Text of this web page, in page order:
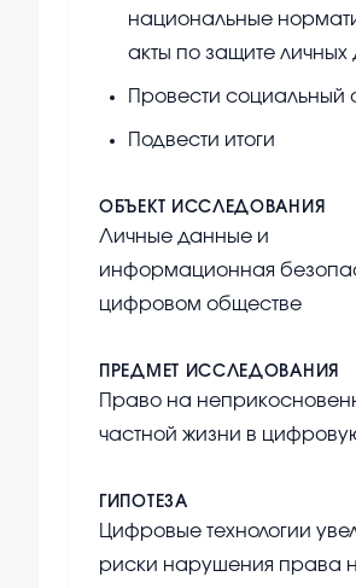
национальные
акты по защите личных
Провести социальный
Подвести итоги
ОБЪЕКТ ИССЛЕДОВАНИЯ
Личные данные и
информационная
цифровом обществе
ПРЕДМЕТ ИССЛЕДОВАНИЯ
Право на
частной жизни в
ГИПОТЕЗА
Цифровые технологии
риски нарушения права